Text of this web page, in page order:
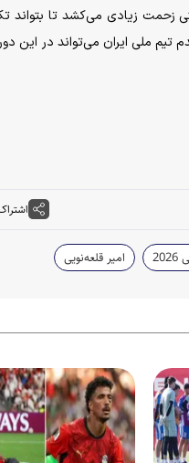
زحمت زیادی می‌کشد تا
تیم ملی ایران می‌تواند در این
امیر قلعه‌نویی